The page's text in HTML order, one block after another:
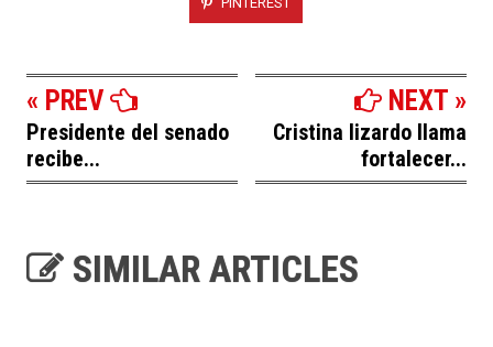
« PREV
Presidente del senado
recibe...
NEXT »
Cristina lizardo llama
fortalecer...
SIMILAR ARTICLES